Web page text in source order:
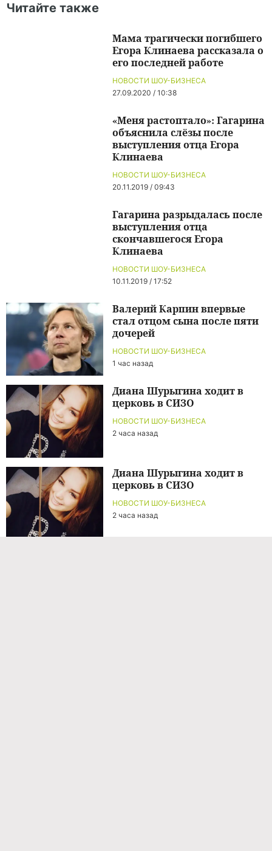
Читайте также
НОВОСТИ ШОУ-БИЗНЕСА
27.09.2020 / 10:38
Мама трагически погибшего
Егора Клинаева рассказала о
его последней работе
НОВОСТИ ШОУ-БИЗНЕСА
20.11.2019 / 09:43
«Меня растоптало»: Гагарина
объяснила слёзы после
выступления отца Егора
Клинаева
НОВОСТИ ШОУ-БИЗНЕСА
10.11.2019 / 17:52
Гагарина разрыдалась после
выступления отца
скончавшегося Егора
Клинаева
НОВОСТИ ШОУ-БИЗНЕСА
1 час назад
Валерий Карпин впервые
стал отцом сына после пяти
дочерей
НОВОСТИ ШОУ-БИЗНЕСА
2 часа назад
Диана Шурыгина ходит в
церковь в СИЗО
НОВОСТИ ШОУ-БИЗНЕСА
2 часа назад
Диана Шурыгина ходит в
церковь в СИЗО